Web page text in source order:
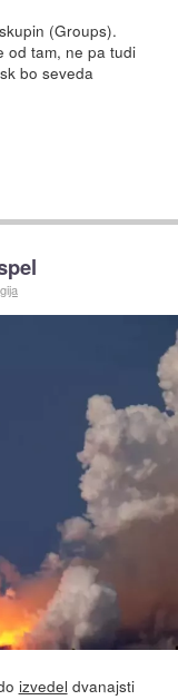
(Groups).
od tam, ne pa tudi
bo seveda
izvedel dvanajsti